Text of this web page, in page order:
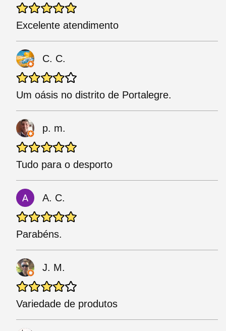
Excelente atendimento
C. C.
Um oásis no distrito de Portalegre.
p. m.
Tudo para o desporto
A. C.
Parabéns.
J. M.
Variedade de produtos